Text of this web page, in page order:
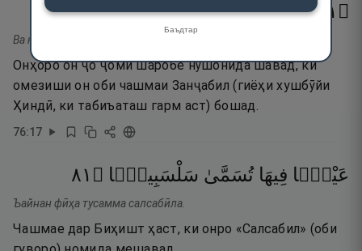
۝ ١٧
Ва юсқавна фӣҳа каъсан кана мизаҷуҳа занҷабӣла.
Онҳоро он ҷо ҷоми шаробе нӯшонида шавад, ки
омезиши он оби чашмаи Занҷабил (гиёҳи хушбӯйи
Ҳиндӣ, ки табиъаташ гарм аст) бошад.
76:17
عَيْنًۭا فِيهَا تُسَمَّىٰ سَلْسَبِيلًۭا ۝ ١٨
Ъайнан фӣҳа тусамма салсабӣла.
Чашмае дар Биҳишт ҳаст, ки онро «Салсабил» (оби
Баъдтар